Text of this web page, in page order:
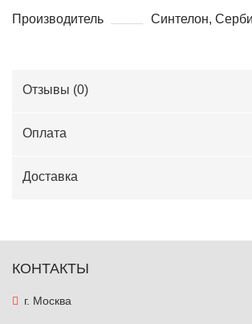
Производитель
Синтелон,
Отзывы (0)
Оплата
Доставка
КОНТАКТЫ
г. Москва